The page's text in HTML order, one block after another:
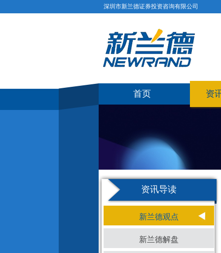
深圳市新兰德证券投资咨询有限公司
首页 资
资讯导读
新兰德观点
新兰德解盘